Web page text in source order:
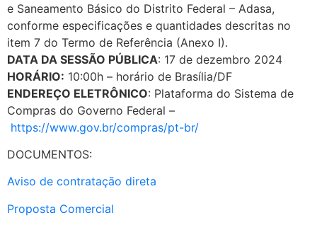
e Saneamento Básico do Distrito Federal – Adasa,
conforme especificações e quantidades descritas no
item 7 do Termo de Referência (Anexo I).
DATA DA SESSÃO PÚBLICA: 17 de dezembro 2024
HORÁRIO: 10:00h – horário de Brasília/DF
ENDEREÇO ELETRÔNICO: Plataforma do Sistema de
Compras do Governo Federal –
https://www.gov.br/compras/pt-br/
DOCUMENTOS:
Aviso de contratação direta
Proposta Comercial